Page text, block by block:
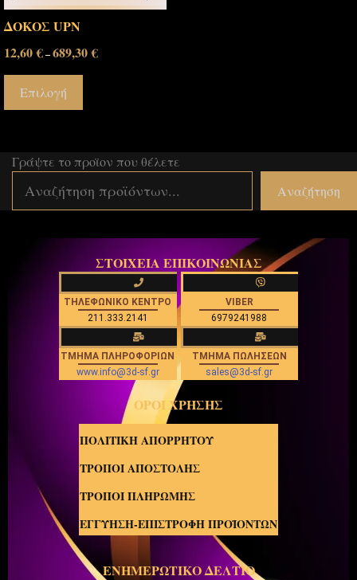
ΔΟΚΟΣ UPN
12,60€–689,30€
Επιλογή
Γράψτε το προϊον που θέλετε
Αναζήτηση
ΣΤΟΙΧΕΙΑ ΕΠΙΚΟΙΝΩΝΙΑΣ
ΤΗΛΕΦΩΝΙΚΟ ΚΕΝΤΡΟ
211.333.2141
VIBER
6979241988
ΤΜΗΜΑ ΠΛΗΡΟΦΟΡΙΩΝ
www.info@3d-sf.gr
ΤΜΗΜΑ ΠΩΛΗΣΕΩΝ
sales@3d-sf.gr
ΟΡΟΙ ΧΡΗΣΗΣ
ΠΟΛΙΤΙΚΗ ΑΠΟΡΡΗΤΟΥ
ΤΡΟΠΟΙ ΑΠΟΣΤΟΛΗΣ
ΤΡΟΠΟΙ ΠΛΗΡΩΜΗΣ
ΕΓΓΥΗΣΗ-ΕΠΙΣΤΡΟΦΗ ΠΡΟΪΟΝΤΩΝ
ΕΝΗΜΕΡΩΤΙΚΟ ΔΕΛΤΙΟ